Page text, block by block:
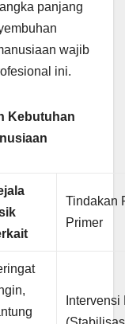
panjang
wajib
ini.
Kebutuhan
Tindakan
Primer
Intervensi